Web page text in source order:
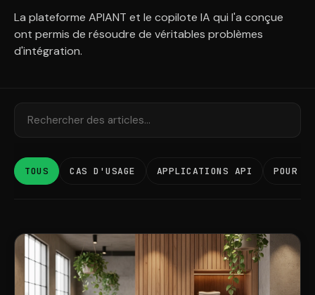
La plateforme APIANT et le copilote IA qui l'a conçue
ont permis de résoudre de véritables problèmes
d'intégration.
TOUS CAS D'USAGE APPLICATIONS API POUR